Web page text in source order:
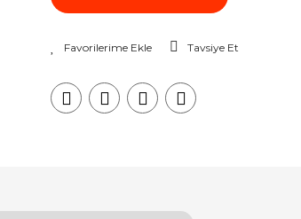
Tavsiye Et